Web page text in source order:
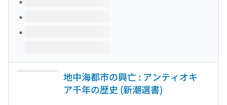
地中海都市の興亡 : アンティオキ
ア千年の歴史 (新潮選書)